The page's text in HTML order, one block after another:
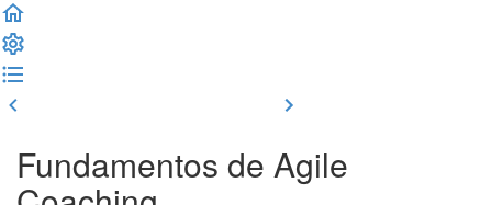
Fundamentos de Agile